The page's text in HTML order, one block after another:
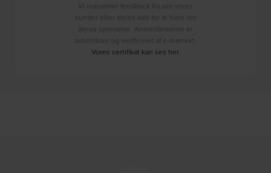
Vi indsamler feedback fra alle vores
kunder efter deres køb for at høre om
deres oplevelse. Anmeldelserne er
autentiske og verificeret af e-mærket.
Vores certifikat kan ses her.